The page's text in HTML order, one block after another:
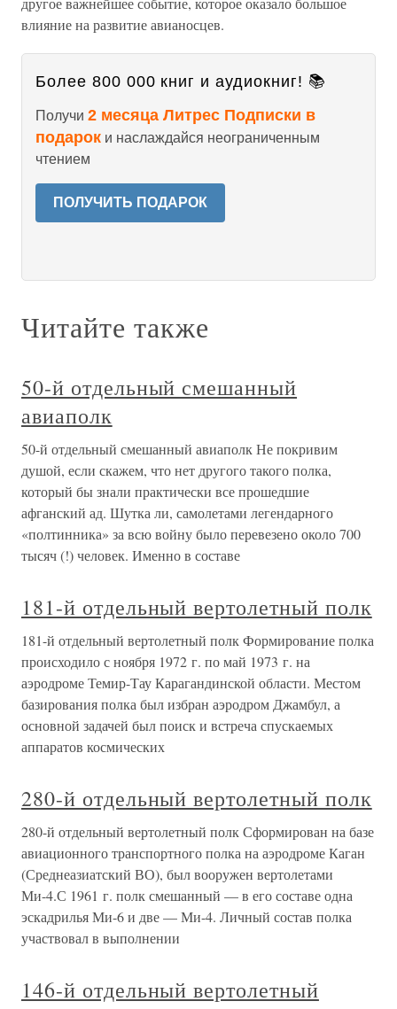
влияние на развитие авианосцев.
Более 800 000 книг и аудиокниг! 📚
Получи 2 месяца Литрес Подписки в
подарок и наслаждайся неограниченным
чтением
ПОЛУЧИТЬ ПОДАРОК
Читайте также
50-й отдельный смешанный
авиаполк
50-й отдельный смешанный авиаполк Не покривим
душой, если скажем, что нет другого такого полка,
который бы знали практически все прошедшие
афганский ад. Шутка ли, самолетами легендарного
«полтинника» за всю войну было перевезено около 700
тысяч (!) человек. Именно в составе
181-й отдельный вертолетный полк
181-й отдельный вертолетный полк Формирование полка
происходило с ноября 1972 г. по май 1973 г. на
аэродроме Темир-Тау Карагандинской области. Местом
базирования полка был избран аэродром Джамбул, а
основной задачей был поиск и встреча спускаемых
аппаратов космических
280-й отдельный вертолетный полк
280-й отдельный вертолетный полк Сформирован на базе
авиационного транспортного полка на аэродроме Каган
(Среднеазиатский ВО), был вооружен вертолетами
Ми-4.С 1961 г. полк смешанный — в его составе одна
эскадрилья Ми-6 и две — Ми-4. Личный состав полка
участвовал в выполнении
146-й отдельный вертолетный